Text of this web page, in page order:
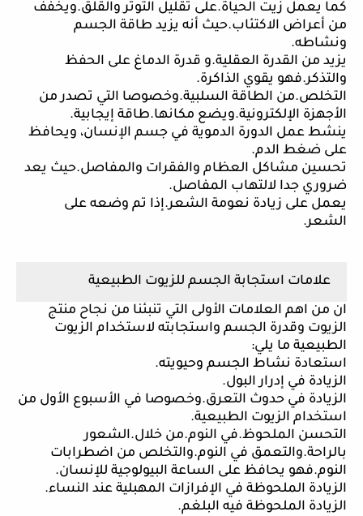
كما يعمل زيت الحياة.على تقليل التوتر والقلق.ويخفف
من أعراض الاكتئاب.حيث أنه يزيد طاقة الجسم
ونشاطه.
يزيد من القدرة العقلية.و قدرة الدماغ على الحفظ
والتذكر.فهو يقوي الذاكرة.
التخلص.من الطاقة السلبية.وخصوصا التي تصدر من
الأجهزة الإلكترونية.ويضع مكانها.طاقة إيجابية.
ينشط عمل الدورة الدموية في جسم الإنسان، ويحافظ
على ضغط الدم.
تحسين مشاكل العظام والفقرات والمفاصل.حيث يعد
ضروري جدا لالتهاب المفاصل.
يعمل على زيادة نعومة الشعر.إذا تم وضعه على
الشعر.
علامات استجابة الجسم للزيوت الطبيعية
ان من اهم العلامات الأولى التي تنبئنا من نجاح منتج
الزيوت وقدرة الجسم واستجابته لاستخدام الزيوت
الطبيعية ما يلي:
استعادة نشاط الجسم وحيويته.
الزيادة في إدرار البول.
الزيادة في حدوث التعرق.وخصوصا في الأسبوع الأول من
استخدام الزيوت الطبيعية.
التحسن الملحوظ.في النوم.من خلال.الشعور
بالراحة.والتعمق في النوم.والتخلص من اضطرابات
النوم.فهو يحافظ على الساعة البيولوجية للإنسان.
الزيادة الملحوظة في الإفرازات المهبلية عند النساء.
الزيادة الملحوظة فيه البلغم.